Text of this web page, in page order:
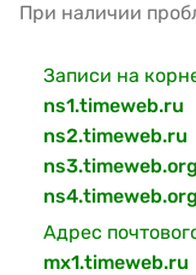
При наличии
Записи на
ns1.timeweb.ru
ns2.timeweb.ru
ns3.timeweb.org
ns4.timeweb.org
Адрес
mx1.timeweb.ru